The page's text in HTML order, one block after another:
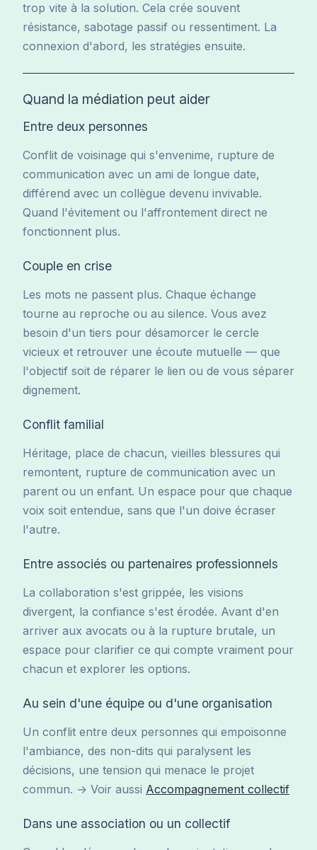
trop vite à la solution. Cela crée souvent
résistance, sabotage passif ou ressentiment. La
connexion d'abord, les stratégies ensuite.
Quand la médiation peut aider
Entre deux personnes
Conflit de voisinage qui s'envenime, rupture de
communication avec un ami de longue date,
différend avec un collègue devenu invivable.
Quand l'évitement ou l'affrontement direct ne
fonctionnent plus.
Couple en crise
Les mots ne passent plus. Chaque échange
tourne au reproche ou au silence. Vous avez
besoin d'un tiers pour désamorcer le cercle
vicieux et retrouver une écoute mutuelle — que
l'objectif soit de réparer le lien ou de vous séparer
dignement.
Conflit familial
Héritage, place de chacun, vieilles blessures qui
remontent, rupture de communication avec un
parent ou un enfant. Un espace pour que chaque
voix soit entendue, sans que l'un doive écraser
l'autre.
Entre associés ou partenaires professionnels
La collaboration s'est grippée, les visions
divergent, la confiance s'est érodée. Avant d'en
arriver aux avocats ou à la rupture brutale, un
espace pour clarifier ce qui compte vraiment pour
chacun et explorer les options.
Au sein d'une équipe ou d'une organisation
Un conflit entre deux personnes qui empoisonne
l'ambiance, des non-dits qui paralysent les
décisions, une tension qui menace le projet
commun. → Voir aussi Accompagnement collectif
Dans une association ou un collectif